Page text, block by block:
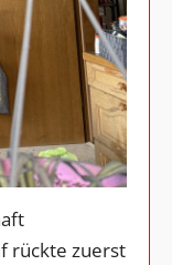
rückte zuerst